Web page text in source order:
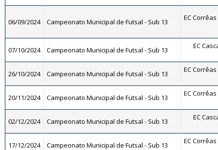
06/09/2024 Campeonato Municipal de Futsal - Sub 13 EC
07/10/2024 Campeonato Municipal de Futsal - Sub 13 EC
26/10/2024 Campeonato Municipal de Futsal - Sub 13 EC
20/11/2024 Campeonato Municipal de Futsal - Sub 13 EC
02/12/2024 Campeonato Municipal de Futsal - Sub 13 EC
17/12/2024 Campeonato Municipal de Futsal - Sub 13 EC